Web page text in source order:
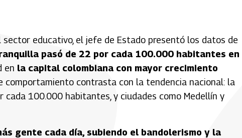
educativo, el jefe de Estado presentó los datos de
pasó de 22 por cada 100.000 habitantes en
en la capital colombiana con mayor crecimiento
comportamiento contrasta con la tendencia nacional: la
100.000 habitantes, y ciudades como Medellín y
gente cada día, subiendo el bandolerismo y la